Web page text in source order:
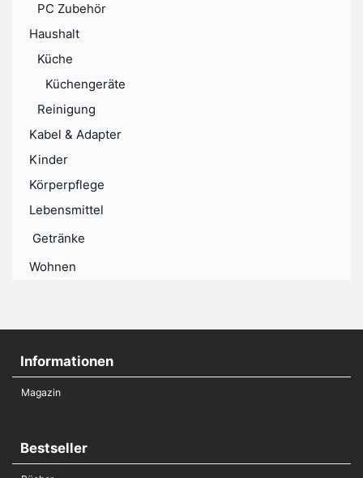
PC Zubehör
Haushalt
Küche
Küchengeräte
Reinigung
Kabel & Adapter
Kinder
Körperpflege
Lebensmittel
Getränke
Wohnen
Informationen
Magazin
Bestseller